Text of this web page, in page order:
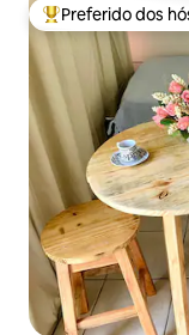
Entre os melhores
Preferido dos